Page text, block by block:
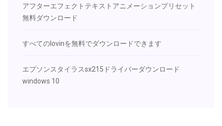
アフターエフェクトテキストアニメーションプリセット
無料ダウンロード
すべてのlovinを無料でダウンロードできます
エプソンスタイラスsx215ドライバーダウンロード
windows 10